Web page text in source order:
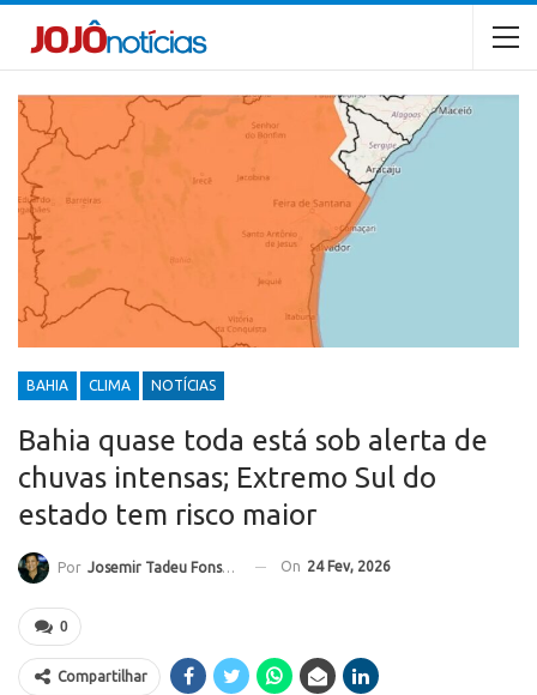
BAHIA CLIMA NOTÍCIAS
Bahia quase toda está sob alerta de
chuvas intensas; Extremo Sul do
estado tem risco maior
Por Josemir Tadeu Fonseca On 24 Fev, 2026
0
Compartilhar